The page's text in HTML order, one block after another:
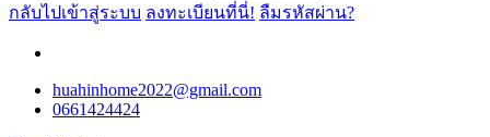
กลับไปเข้าสู่ระบบ ลงทะเบียนที่นี่! ลืมรหัสผ่าน?
huahinhome2022@gmail.com
0661424424